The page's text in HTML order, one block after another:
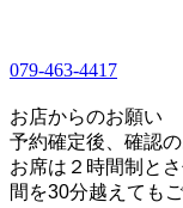
079-463-4417
お店からのお願い
予約確定後、確認
お席は２時間制と
間を30分越えても